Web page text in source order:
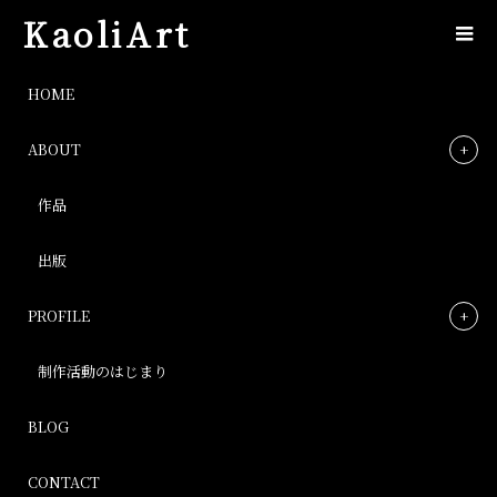
KaoliArt
HOME
ABOUT
作品
出版
PROFILE
制作活動のはじまり
BLOG
CONTACT
IMG_2074
Post